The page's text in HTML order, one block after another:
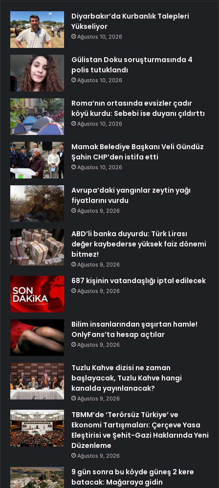
Diyarbakır’da Kurbanlık Talepleri
Yükseliyor
Ağustos 10, 2026
Gülistan Doku soruşturmasında 4
polis tutuklandı
Ağustos 10, 2026
Roma’nın ortasında evsizler çadır
köyü kurdu: Sebebi ise duyanı çıldırttı
Ağustos 10, 2026
Mamak Belediye Başkanı Veli Gündüz
Şahin CHP’den istifa etti
Ağustos 10, 2026
Avrupa’daki yangınlar zeytin yağı
fiyatlarını vurdu
Ağustos 9, 2026
ABD’li banka duyurdu: Türk Lirası
değer kaybederse yüksek faiz dönemi
bitmez!
Ağustos 9, 2026
687 kişinin vatandaşlığı iptal edilecek
Ağustos 9, 2026
Bilim insanlarından şaşırtan hamle!
OnlyFans’ta hesap açtılar
Ağustos 9, 2026
Tuzlu Kahve dizisi ne zaman
başlayacak, Tuzlu Kahve hangi
kanalda yayınlanacak?
Ağustos 9, 2026
TBMM’de ‘Terörsüz Türkiye’ ve
Ekonomi Tartışmaları: Çerçeve Yasa
Eleştirisi ve Şehit-Gazi Haklarında Yeni
Düzenleme
Ağustos 9, 2026
9 gün sonra bu köyde güneş 2 kere
batacak: Mağaraya gidin